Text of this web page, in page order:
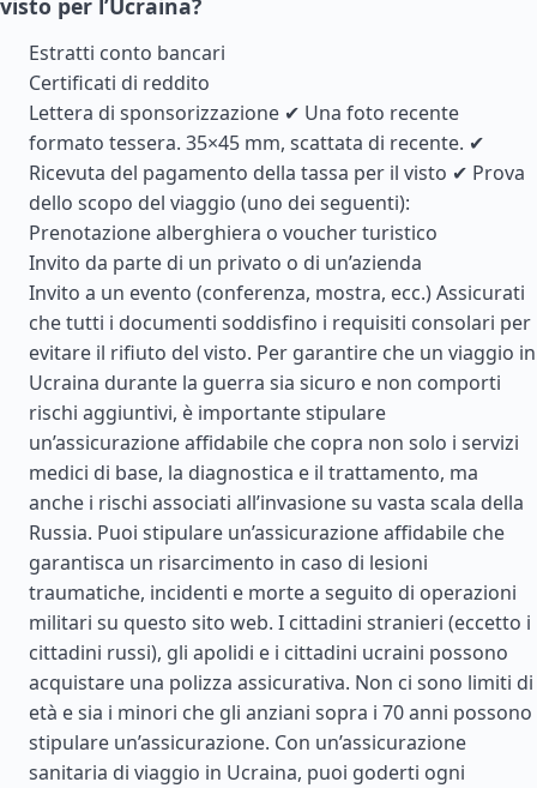
visto per l’Ucraina?
Estratti conto bancari
Certificati di reddito
Lettera di sponsorizzazione ✔ Una foto recente
formato tessera. 35×45 mm, scattata di recente. ✔
Ricevuta del pagamento della tassa per il visto ✔ Prova
dello scopo del viaggio (uno dei seguenti):
Prenotazione alberghiera o voucher turistico
Invito da parte di un privato o di un’azienda
Invito a un evento (conferenza, mostra, ecc.) Assicurati
che tutti i documenti soddisfino i requisiti consolari per
evitare il rifiuto del visto. Per garantire che un viaggio in
Ucraina durante la guerra sia sicuro e non comporti
rischi aggiuntivi, è importante stipulare
un’assicurazione affidabile che copra non solo i servizi
medici di base, la diagnostica e il trattamento, ma
anche i rischi associati all’invasione su vasta scala della
Russia. Puoi stipulare un’assicurazione affidabile che
garantisca un risarcimento in caso di lesioni
traumatiche, incidenti e morte a seguito di operazioni
militari su questo sito web. I cittadini stranieri (eccetto i
cittadini russi), gli apolidi e i cittadini ucraini possono
acquistare una polizza assicurativa. Non ci sono limiti di
età e sia i minori che gli anziani sopra i 70 anni possono
stipulare un’assicurazione. Con un’assicurazione
sanitaria di viaggio in Ucraina, puoi goderti ogni